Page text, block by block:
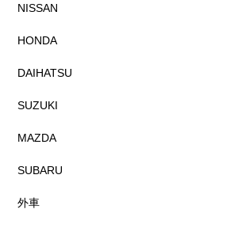
NISSAN
HONDA
DAIHATSU
SUZUKI
MAZDA
SUBARU
外車